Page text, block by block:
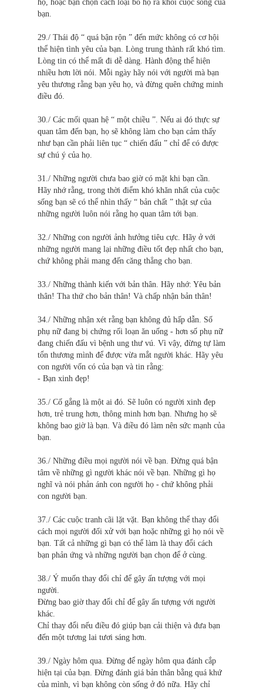
họ, hoặc bạn chọn cách loại bỏ họ ra khỏi cuộc sống của
bạn.
29./ Thái độ “ quá bận rộn ” đến mức không có cơ hội
thể hiện tình yêu của bạn. Lòng trung thành rất khó tìm.
Lòng tin có thể mất đi dễ dàng. Hành động thể hiện
nhiều hơn lời nói. Mỗi ngày hãy nói với người mà bạn
yêu thương rằng bạn yêu họ, và đừng quên chứng minh
điều đó.
30./ Các mối quan hệ “ một chiều ”. Nếu ai đó thực sự
quan tâm đến bạn, họ sẽ không làm cho bạn cảm thấy
như bạn cần phải liên tục “ chiến đấu ” chỉ để có được
sự chú ý của họ.
31./ Những người chưa bao giờ có mặt khi bạn cần.
Hãy nhớ rằng, trong thời điểm khó khăn nhất của cuộc
sống bạn sẽ có thể nhìn thấy “ bản chất ” thật sự của
những người luôn nói rằng họ quan tâm tới bạn.
32./ Những con người ảnh hưởng tiêu cực. Hãy ở với
những người mang lại những điều tốt đẹp nhất cho bạn,
chứ không phải mang đến căng thẳng cho bạn.
33./ Những thành kiến với bản thân. Hãy nhớ: Yêu bản
thân! Tha thứ cho bản thân! Và chấp nhận bản thân!
34./ Những nhận xét rằng bạn không đủ hấp dẫn. Số
phụ nữ đang bị chứng rối loạn ăn uống - hơn số phụ nữ
đang chiến đấu vì bệnh ung thư vú. Vì vậy, đừng tự làm
tổn thương mình để được vừa mắt người khác. Hãy yêu
con người vốn có của bạn và tin rằng:
- Bạn xinh đẹp!
35./ Cố gắng là một ai đó. Sẽ luôn có người xinh đẹp
hơn, trẻ trung hơn, thông minh hơn bạn. Nhưng họ sẽ
không bao giờ là bạn. Và điều đó làm nên sức mạnh của
bạn.
36./ Những điều mọi người nói về bạn. Đừng quá bận
tâm về những gì người khác nói về bạn. Những gì họ
nghĩ và nói phản ánh con người họ - chứ không phải
con người bạn.
37./ Các cuộc tranh cãi lặt vặt. Bạn không thể thay đổi
cách mọi người đối xử với bạn hoặc những gì họ nói về
bạn. Tất cả những gì bạn có thể làm là thay đổi cách
bạn phản ứng và những người bạn chọn để ở cùng.
38./ Ý muốn thay đổi chỉ để gây ấn tượng với mọi
người.
Đừng bao giờ thay đổi chỉ để gây ấn tượng với người
khác.
Chỉ thay đổi nếu điều đó giúp bạn cải thiện và đưa bạn
đến một tương lai tươi sáng hơn.
39./ Ngày hôm qua. Đừng để ngày hôm qua đánh cắp
hiện tại của bạn. Đừng đánh giá bản thân bằng quá khứ
của mình, vì bạn không còn sống ở đó nữa. Hãy chỉ